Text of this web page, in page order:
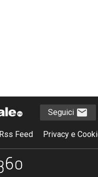
Seguici
Rss Feed Privacy e